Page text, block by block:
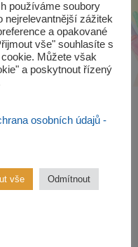
používáme soubory
nejrelevantnější zážitek
a opakované
vše" souhlasíte s
Můžete však
a poskytnout řízený
osobních údajů -
vše Odmítnout